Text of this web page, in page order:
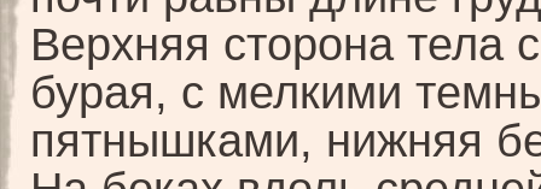
Верхняя сторона тела
бурая, с мелкими
пятнышками, нижняя